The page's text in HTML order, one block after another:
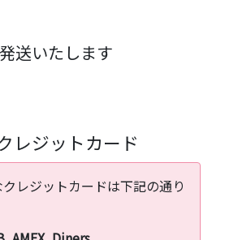
送いたします
レジットカード
レジットカードは下記の通り